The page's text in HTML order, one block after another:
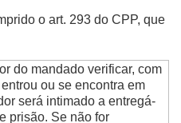
o art. 293 do CPP, que
do mandado verificar, com
ou se encontra em
será intimado a entregá-
prisão. Se não for